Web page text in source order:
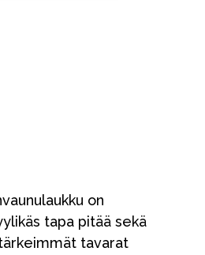
on
tapa pitää sekä
tavarat